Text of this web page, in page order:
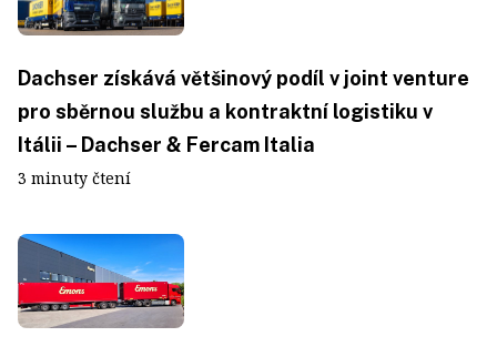
Dachser získává většinový podíl v joint venture
pro sběrnou službu a kontraktní logistiku v
Itálii – Dachser & Fercam Italia
3 minuty čtení